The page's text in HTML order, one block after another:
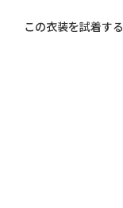
この衣装を試着する